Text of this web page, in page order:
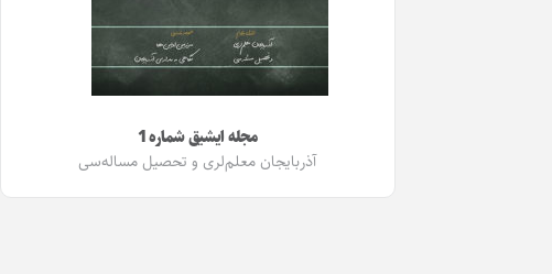
مجله ایشیق شماره 1
آذربایجان معلم‌لری و تحصیل مساله‌سی